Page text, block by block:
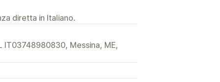
diretta in Italiano.
IT03748980830, Messina, ME,